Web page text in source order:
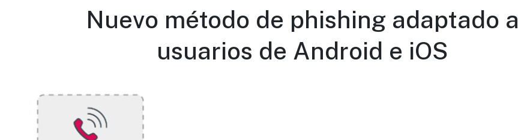
Nuevo método de phishing adaptado a
usuarios de Android e iOS